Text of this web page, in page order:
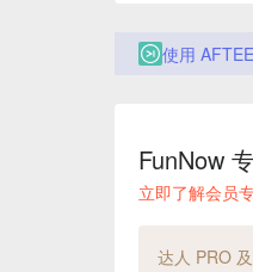
使用
FunNow
立即了解会员
达人 PRO